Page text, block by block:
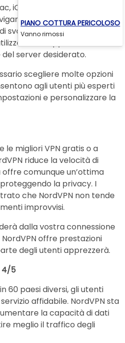
iOS e Chrome OS sono
con layout semplici che
svolgere facilmente le
una mappa divertente
server desiderato.
scegliere molte opzioni
agli utenti più esperti
e personalizzare la
migliori VPN gratis o a
riduce la velocità di
comunque un’ottima
la privacy. I
che NordVPN non tende
improvvisi.
dalla vostra connessione
offre prestazioni
degli utenti apprezzerà.
4/5
60 paesi diversi, gli utenti
affidabile. NordVPN sta
la capacità di dati
meglio il traffico degli
PIANO COTTURA PERICOLOSO
Vanno rimossi